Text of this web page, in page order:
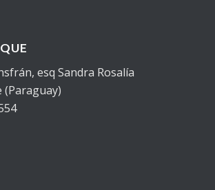
esq Sandra Rosalía
(Paraguay)